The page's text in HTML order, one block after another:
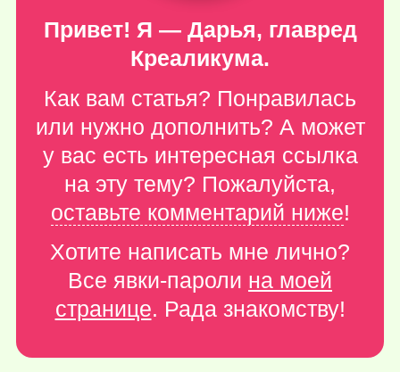
Привет! Я — Дарья, главред
Креаликума.
Как вам статья? Понравилась
или нужно дополнить? А может
у вас есть интересная ссылка
на эту тему? Пожалуйста,
оставьте комментарий ниже!
Хотите написать мне лично?
Все явки-пароли на моей
странице. Рада знакомству!